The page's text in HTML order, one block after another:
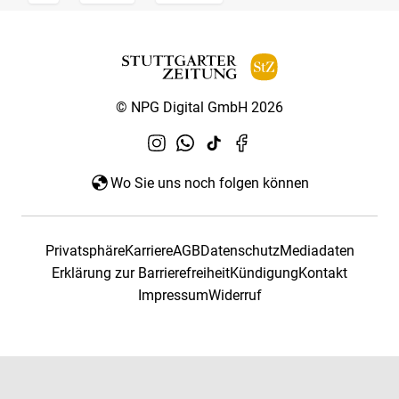
© NPG Digital GmbH 2026
Wo Sie uns noch folgen können
PrivatsphäreKarriereAGBDatenschutzMediadaten
Erklärung zur BarrierefreiheitKündigungKontakt
ImpressumWiderruf